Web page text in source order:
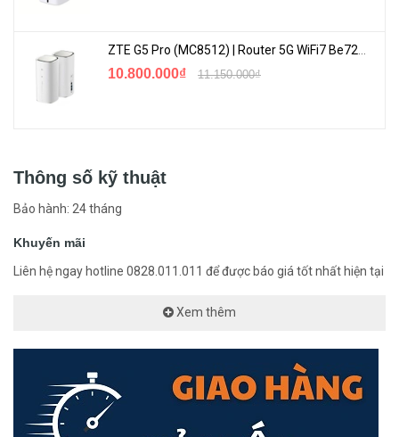
10.800.000₫ 11.150.000₫
Thông số kỹ thuật
Bảo hành: 24 tháng
Khuyến mãi
Liên hệ ngay hotline 0828.011.011 để được báo giá tốt nhất hiện tại
Xem thêm